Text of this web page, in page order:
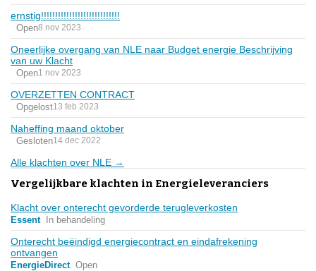
ernstig!!!!!!!!!!!!!!!!!!!!!!!!!!!!
Open8 nov 2023
Oneerlijke overgang van NLE naar Budget energie Beschrijving
van uw Klacht
Open1 nov 2023
OVERZETTEN CONTRACT
Opgelost13 feb 2023
Naheffing maand oktober
Gesloten14 dec 2022
Alle klachten over NLE →
Vergelijkbare klachten in Energieleveranciers
Klacht over onterecht gevorderde terugleverkosten
Essent In behandeling
Onterecht beëindigd energiecontract en eindafrekening
ontvangen
EnergieDirect Open